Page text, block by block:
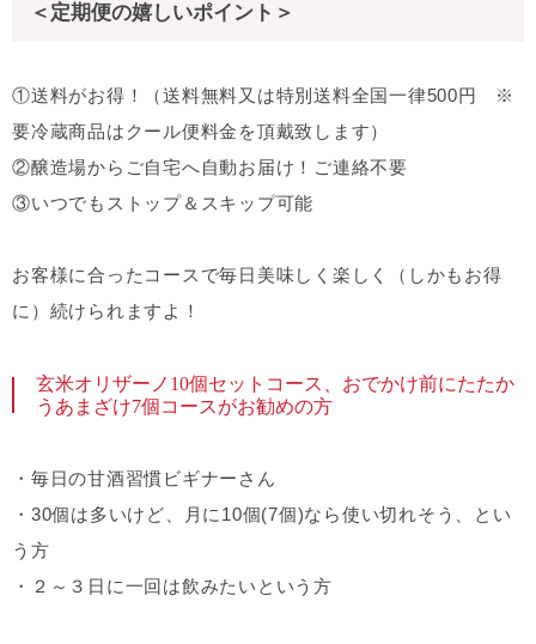
＜定期便の嬉しいポイント＞
①送料がお得！（送料無料又は特別送料全国一律500円 ※
要冷蔵商品はクール便料金を頂戴致します）
②醸造場からご自宅へ自動お届け！ご連絡不要
③いつでもストップ＆スキップ可能
お客様に合ったコースで毎日美味しく楽しく（しかもお得
に）続けられますよ！
玄米オリザーノ10個セットコース、おでかけ前にたたか
うあまざけ7個コースがお勧めの方
・毎日の甘酒習慣ビギナーさん
・30個は多いけど、月に10個(7個)なら使い切れそう、とい
う方
・２～３日に一回は飲みたいという方